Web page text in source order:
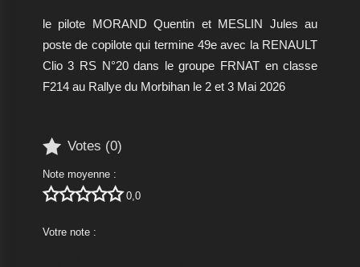
le pilote MORAND Quentin et MESLIN Jules au
poste de copilote qui termine 49e avec la RENAULT
Clio 3 RS N°20 dans le groupe FRNAT en classe
F214 au Rallye du Morbihan le 2 et 3 Mai 2026
 Votes (0)
Note moyenne :
 0,0
Votre note :